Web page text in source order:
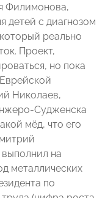
Филимонова,
детей с диагнозом
реально
Проект,
но пока
Николаев,
Судженска
мёд, что его
на
металлических
по